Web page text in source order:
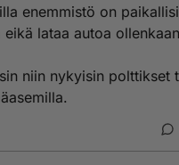
enemmistö on
lataa autoa
niin nykyisin polttikset